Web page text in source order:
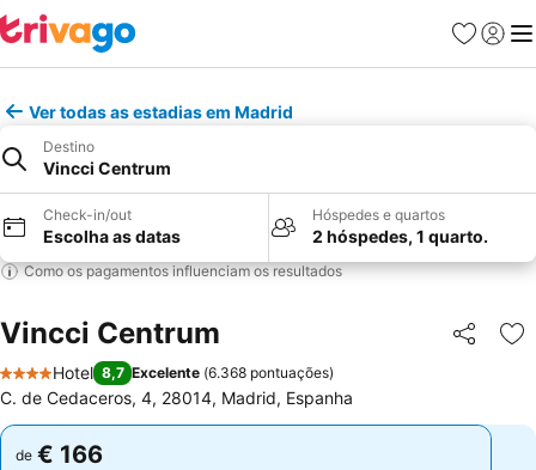
Favoritos
Iniciar
Ver todas as estadias em Madrid
Destino
Vincci Centrum
Check-in/out
Escolha as datas
Hóspedes e quartos
2 hóspedes, 1 quarto.
Como os pagamentos influenciam os resultados
Vincci Centrum Partilhar
4 Estrelas
Hotel 8,7 Excelente (6.368 pontuações)
C. de Cedaceros, 4, 28014, Madrid, Espanha
de € 166
de € 166